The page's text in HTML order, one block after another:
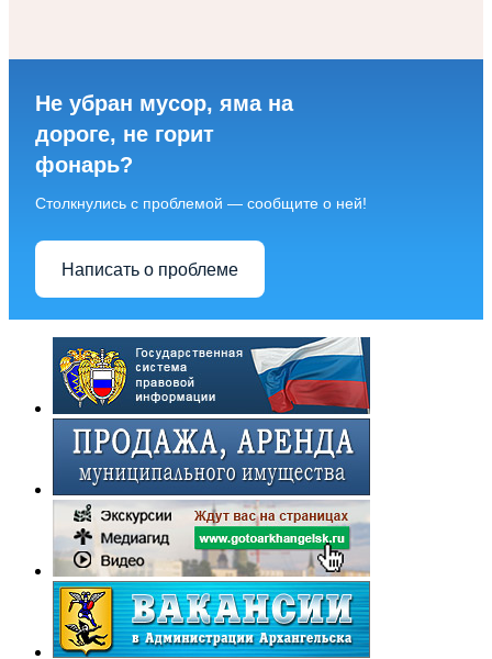
Не убран мусор, яма на
дороге, не горит
фонарь?
Столкнулись с проблемой — сообщите о ней!
Написать о проблеме